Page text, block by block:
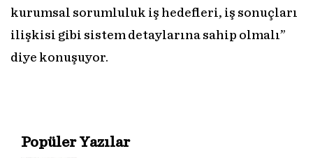
kurumsal sorumluluk iş hedefleri, iş sonuçları
ilişkisi gibi sistem detaylarına sahip olmalı”
diye konuşuyor.
Popüler Yazılar